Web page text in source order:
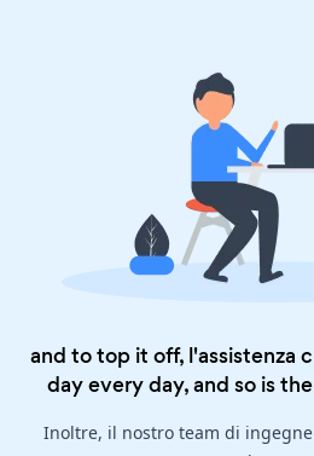
and to top it off, l'assistenza
day every day, and so is the
Inoltre, il nostro team di